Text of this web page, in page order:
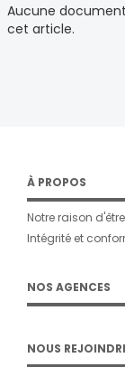
Aucune
cet article.
À PROPOS
Notre raison d'être
Intégrité et
NOS AGENCES
NOUS